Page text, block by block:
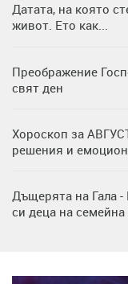
Датата, на която
живот. Ето как...
Преображение
свят ден
Хороскоп за
решения и
Дъщерята на Гала
си деца на
Димов издадоха